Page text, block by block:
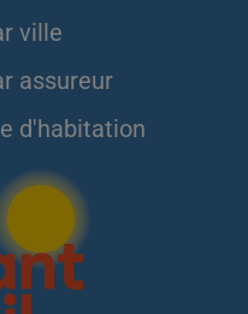
ville
assureur
d'habitation